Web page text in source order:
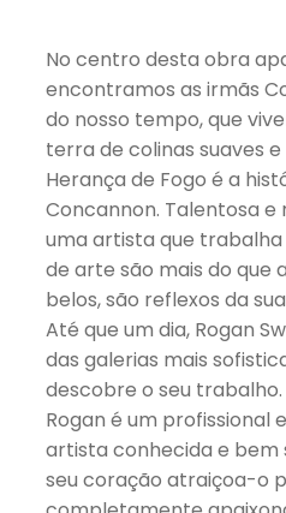
No centro desta obra
encontramos as irmãs
do nosso tempo, que
terra de colinas suaves
Herança de Fogo é a
Concannon. Talentosa e
uma artista que trabalha
de arte são mais do que
belos, são reflexos da
Até que um dia, Rogan
das galerias mais
descobre o seu
Rogan é um profissional
artista conhecida e bem
seu coração atraiçoa-o